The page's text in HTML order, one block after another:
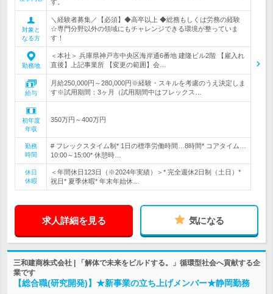
す。
対象と
なる方
＼経験者募集／【必須】◆高卒以上 ◆総務もしくは労務の経験
☆専門分野以外の領域にもチャレンジできる環境が整っていま
す！
勤務地
＜本社＞ 兵庫県神戸市中央区海岸通6番地 建隆ビル2階 【雇入れ
直後】上記事業所 【変更の範囲】会…
給与
月給250,000円～280,000円※経験・スキルを考慮のうえ決定しま
す※試用期間：3ヶ月（試用期間中はフレックス…
初年度
年収
350万円～400万円
勤務
時間
# フレックスタイム制* 1日の標準労働時間…8時間* コアタイム…
10:00～15:00* 休憩時…
休日
休暇
＜年間休日123日（※2024年実績）＞* 完全週休2日制（土日）*
祝日* 夏季休暇* 年末年始休…
求人詳細を見る 気になる
三和建商株式会社 | 「解体で未来をビルドする。」循環型社会へ貢献する企
業です
【総合職(研究開発)】★新事業の立ち上げメンバー★静岡勤務